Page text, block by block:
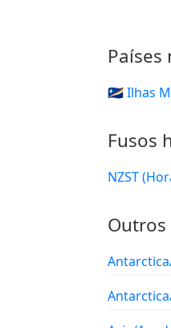
🇲🇭 Ilhas
Fusos
Outros